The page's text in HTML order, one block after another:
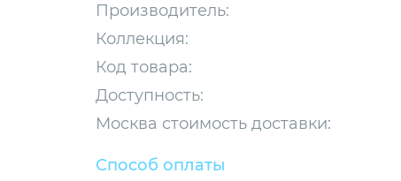
Производитель:
Коллекция:
Код товара:
Доступность:
Москва стоимость доставки:
Способ оплаты